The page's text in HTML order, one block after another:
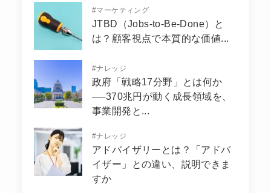
#マーケティング
JTBD（Jobs-to-Be-Done）と
は？顧客視点で本質的な価値...
#ナレッジ
政府「戦略17分野」とは何か
──370兆円が動く成長領域を、
事業開発と...
#ナレッジ
アドバイザリーとは？「アドバ
イザー」との違い、説明できま
すか